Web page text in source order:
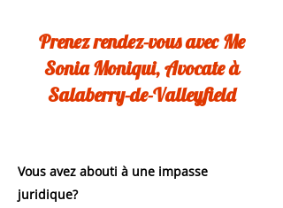
Prenez rendez-vous avec Me
Sonia Moniqui, Avocate à
Salaberry-de-Valleyfield
Vous avez abouti à une impasse
juridique?